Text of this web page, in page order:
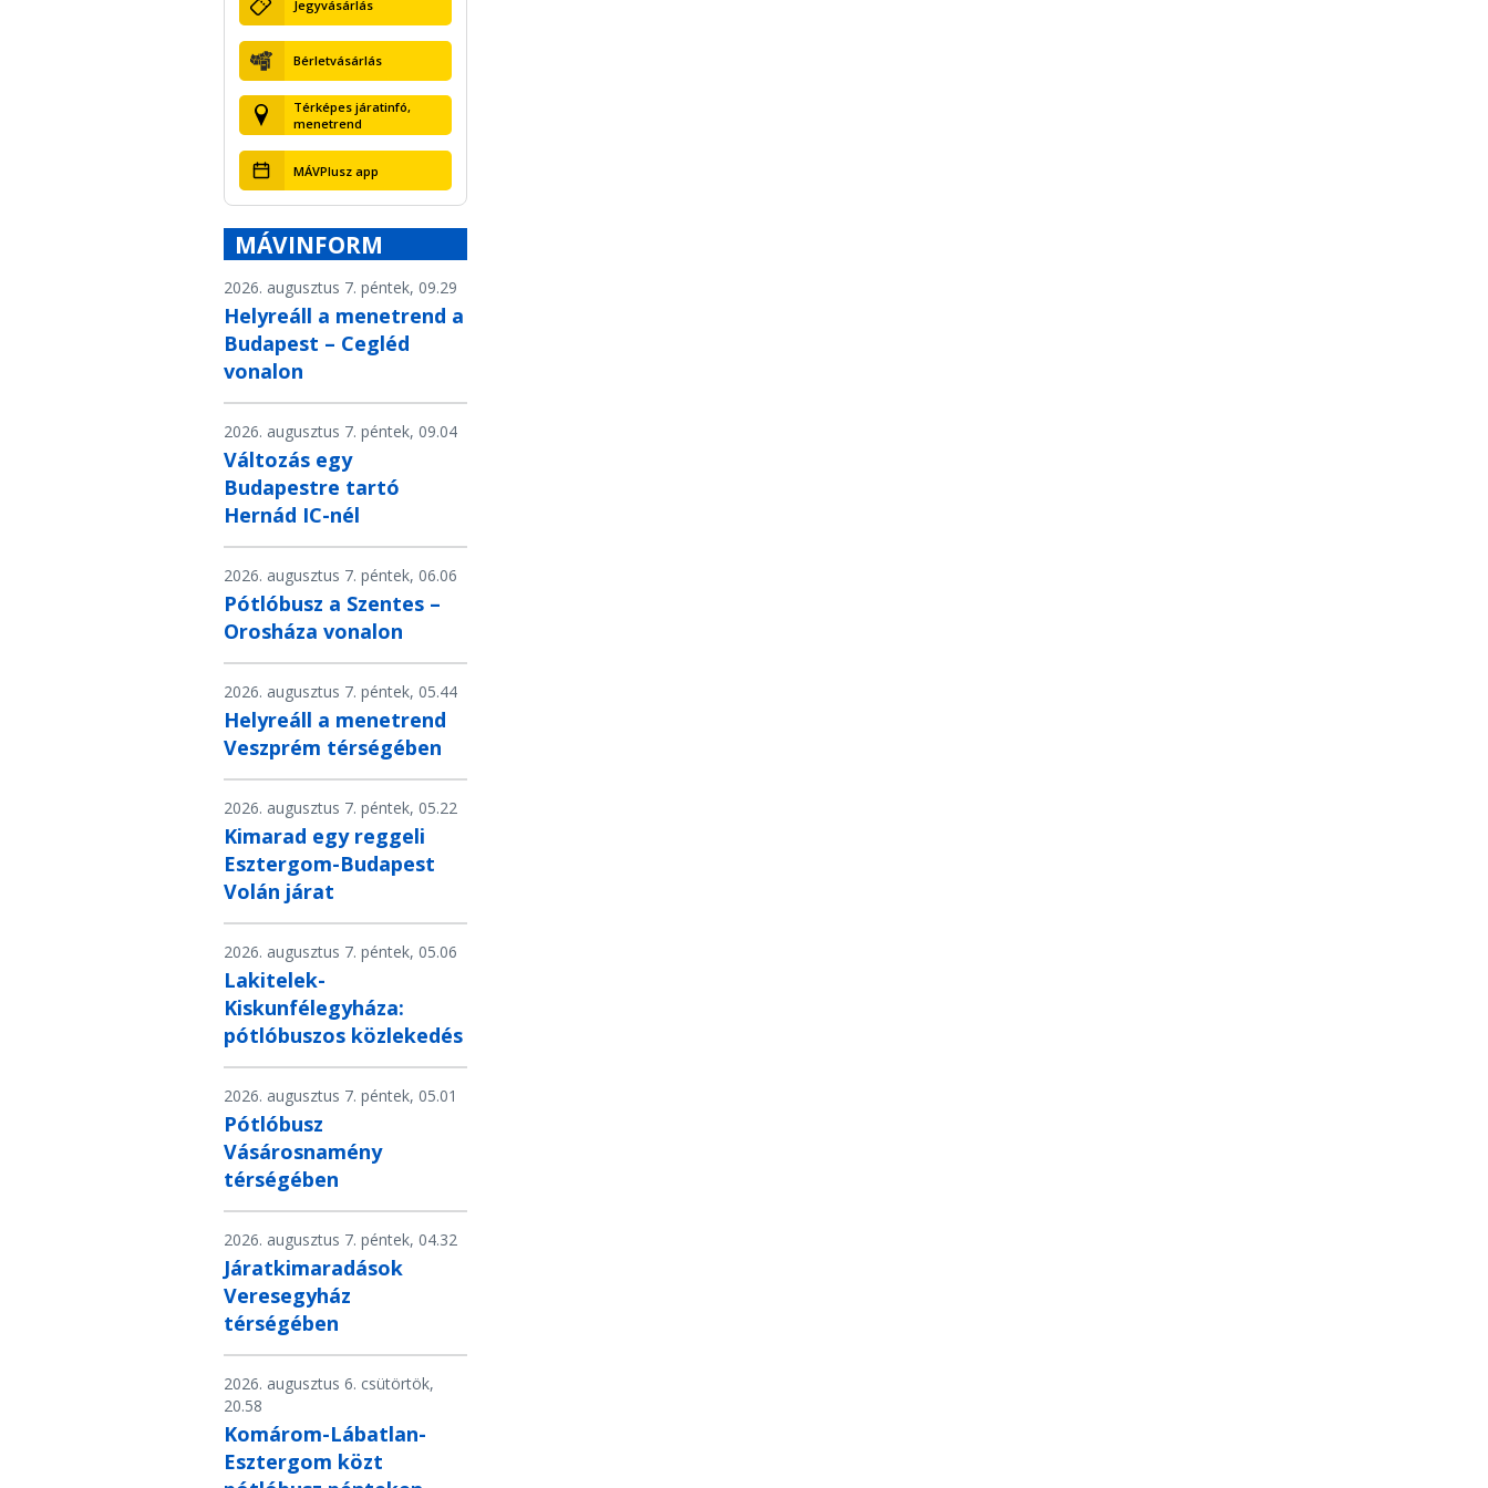
Jegyvásárlás
Bérletvásárlás
Térképes járatinfó,
menetrend
MÁVPlusz app
MÁVINFORM
2026. augusztus 7. péntek, 09.29
Helyreáll a menetrend a
Budapest – Cegléd
vonalon
2026. augusztus 7. péntek, 09.04
Változás egy
Budapestre tartó
Hernád IC-nél
2026. augusztus 7. péntek, 06.06
Pótlóbusz a Szentes –
Orosháza vonalon
2026. augusztus 7. péntek, 05.44
Helyreáll a menetrend
Veszprém térségében
2026. augusztus 7. péntek, 05.22
Kimarad egy reggeli
Esztergom-Budapest
Volán járat
2026. augusztus 7. péntek, 05.06
Lakitelek-
Kiskunfélegyháza:
pótlóbuszos közlekedés
2026. augusztus 7. péntek, 05.01
Pótlóbusz
Vásárosnamény
térségében
2026. augusztus 7. péntek, 04.32
Járatkimaradások
Veresegyház
térségében
2026. augusztus 6. csütörtök,
20.58
Komárom-Lábatlan-
Esztergom közt